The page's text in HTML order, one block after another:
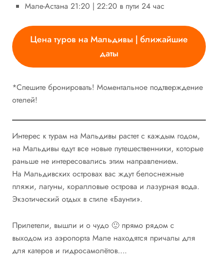
Мале-Астана 21:20 | 22:20 в пути 24 час
Цена туров на Мальдивы | ближайшие
даты
*Спешите бронировать! Моментальное подтверждение
отелей!
Интерес к турам на Мальдивы растет с каждым годом,
на Мальдивы едут все новые путешественники, которые
раньше не интересовались этим направлением.
На Мальдивских островах вас ждут белоснежные
пляжи, лагуны, коралловые острова и лазурная вода.
Экзотический отдых в стиле «Баунти».
Прилетели, вышли и о чудо 🙂 прямо рядом с
выходом из аэропорта Мале находятся причалы для
для катеров и гидросамолётов….